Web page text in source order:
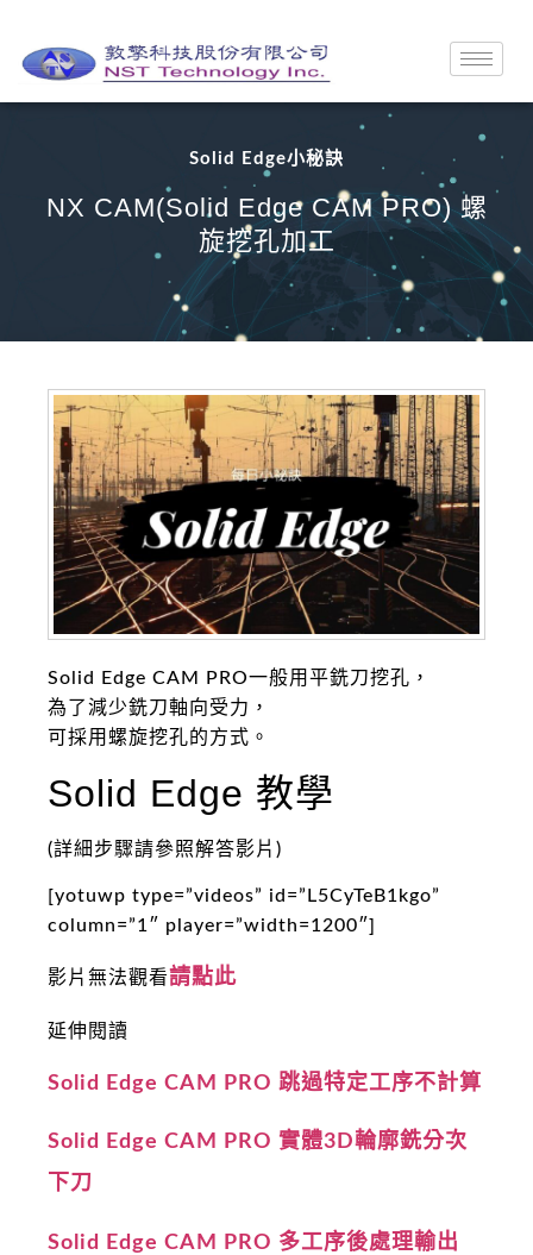
Solid Edge小秘訣
NX CAM(Solid Edge CAM PRO) 螺
旋挖孔加工
Solid Edge CAM PRO一般用平銑刀挖孔，
為了減少銑刀軸向受力，
可採用螺旋挖孔的方式。
Solid Edge 教學
(詳細步驟請參照解答影片)
[yotuwp type=”videos” id=”L5CyTeB1kgo”
column=”1″ player=”width=1200″]
影片無法觀看請點此
延伸閱讀
Solid Edge CAM PRO 跳過特定工序不計算
Solid Edge CAM PRO 實體3D輪廓銑分次
下刀
Solid Edge CAM PRO 多工序後處理輸出